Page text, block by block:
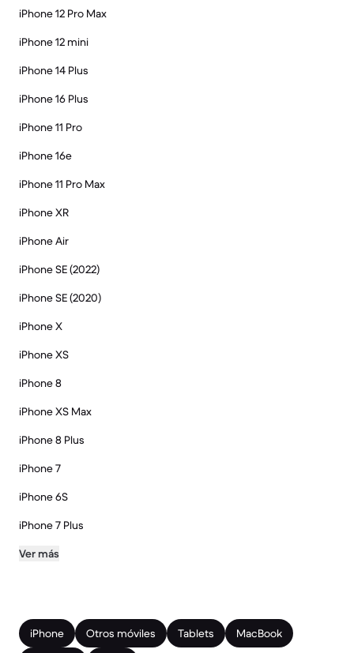
iPhone 12 Pro Max
iPhone 12 mini
iPhone 14 Plus
iPhone 16 Plus
iPhone 11 Pro
iPhone 16e
iPhone 11 Pro Max
iPhone XR
iPhone Air
iPhone SE (2022)
iPhone SE (2020)
iPhone X
iPhone XS
iPhone 8
iPhone XS Max
iPhone 8 Plus
iPhone 7
iPhone 6S
iPhone 7 Plus
Ver más
iPhone Otros móviles Tablets
MacBook